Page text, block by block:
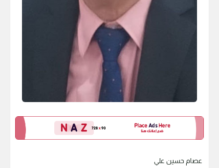
عصام حسين علي